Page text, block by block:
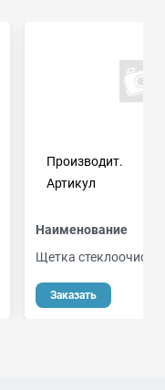
Производит.
Артикул
Наименование
Щетка
Заказать